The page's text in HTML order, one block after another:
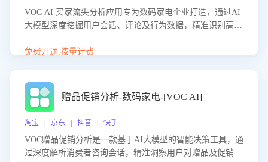
VOC AI 买家流失分析应用专为数码家电企业打造，通过AI
大模型深度挖掘用户会话、评论及行为数据，精准识别高流
应延迟、竞品价格冲击等。系统自动输出可落地的挽回策
免费开通,按量计费
赠品促销分析-数码家电-[VOC AI]
淘宝 | 京东 | 抖音 | 快手
VOC赠品促销分析是一款基于AI大模型的智能决策工具，通
过深度解析消费者咨询会话，精准洞察用户对赠品及促销政